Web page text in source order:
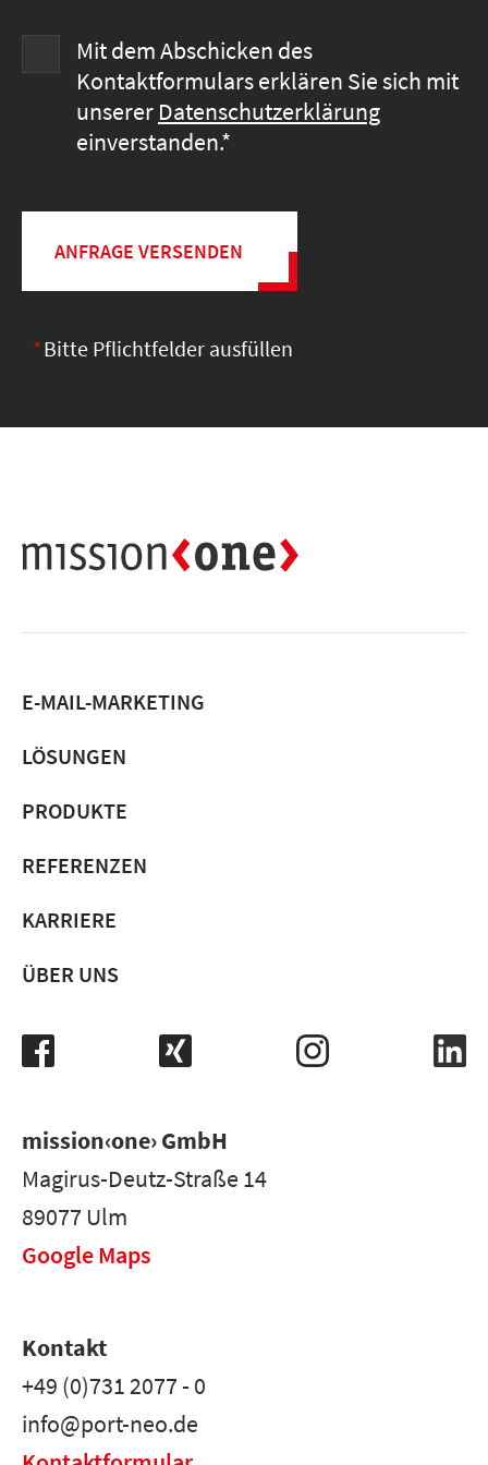
Mit dem Abschicken des
Kontaktformulars erklären Sie sich mit
unserer Datenschutzerklärung
einverstanden.*
*Bitte Pflichtfelder ausfüllen
E-MAIL-MARKETING
LÖSUNGEN
PRODUKTE
REFERENZEN
KARRIERE
ÜBER UNS
mission‹one› GmbH
Magirus-Deutz-Straße 14
89077 Ulm
Google Maps
Kontakt
+49 (0)731 2077 - 0
info@port-neo.de